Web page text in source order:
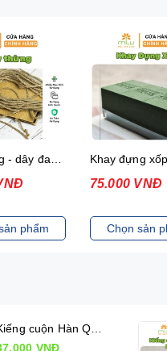
Khay đựng xốp cắm hoa các loại
phẩm
Cốt bó hoa
11.000 VNĐ
Chọn sản
VNĐ